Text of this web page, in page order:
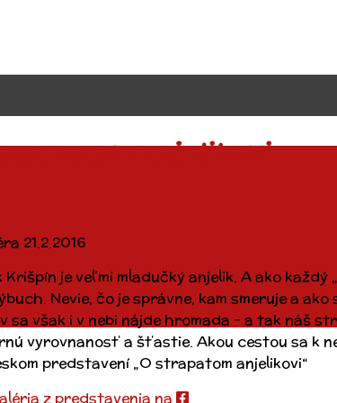
anjelikovi
21.2.2016
Krišpín je veľmi mladučký anjelik. A ako
Nevie, čo je správne, kam smeruje a
sa však i v nebi nájde hromada – a tak náš
vyrovnanosť a šťastie. Akou cestou sa k
predstavení „O strapatom anjelikovi“
z predstavenia na